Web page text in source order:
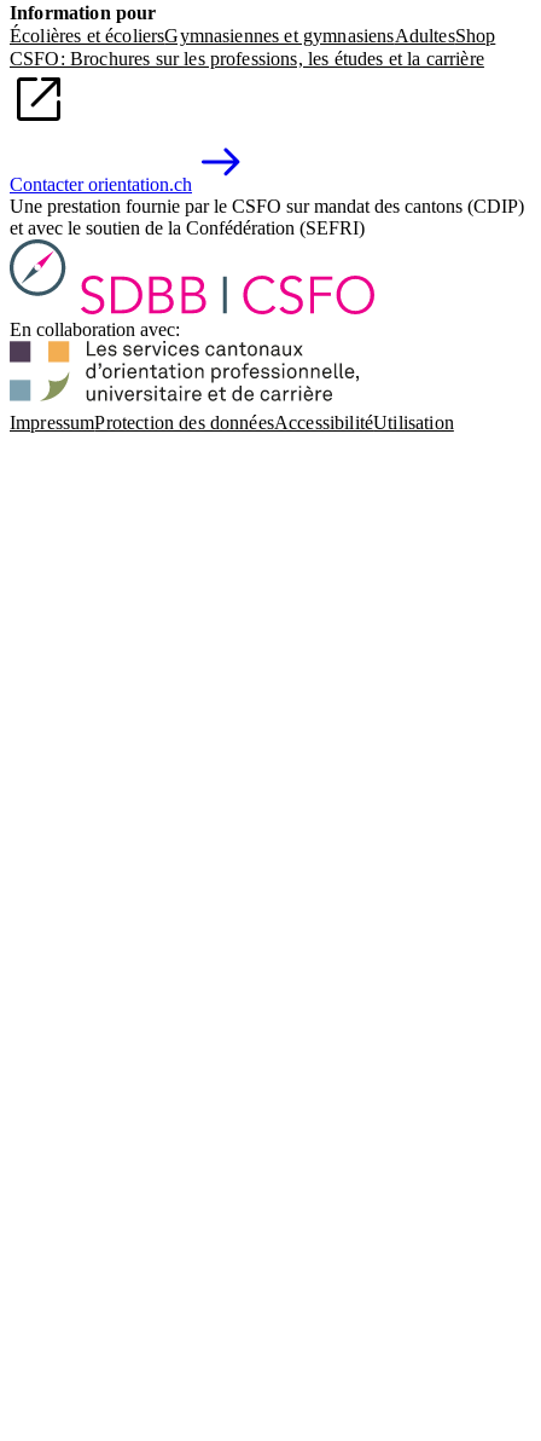
Information pour
Écolières et écoliersGymnasiennes et gymnasiensAdultesShop
CSFO: Brochures sur les professions, les études et la carrière
Contacter orientation.ch
Une prestation fournie par le CSFO sur mandat des cantons (CDIP)
et avec le soutien de la Confédération (SEFRI)
En collaboration avec:
ImpressumProtection des donnéesAccessibilitéUtilisation